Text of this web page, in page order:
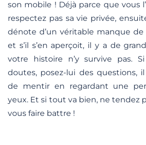
son mobile ! Déjà parce que vous
respectez pas sa vie privée,
dénote d’un véritable manque
et s’il s’en aperçoit, il y a de
votre histoire n’y survive pas.
doutes, posez-lui des questions,
de mentir en regardant une
yeux. Et si tout va bien, ne tendez
vous faire battre !